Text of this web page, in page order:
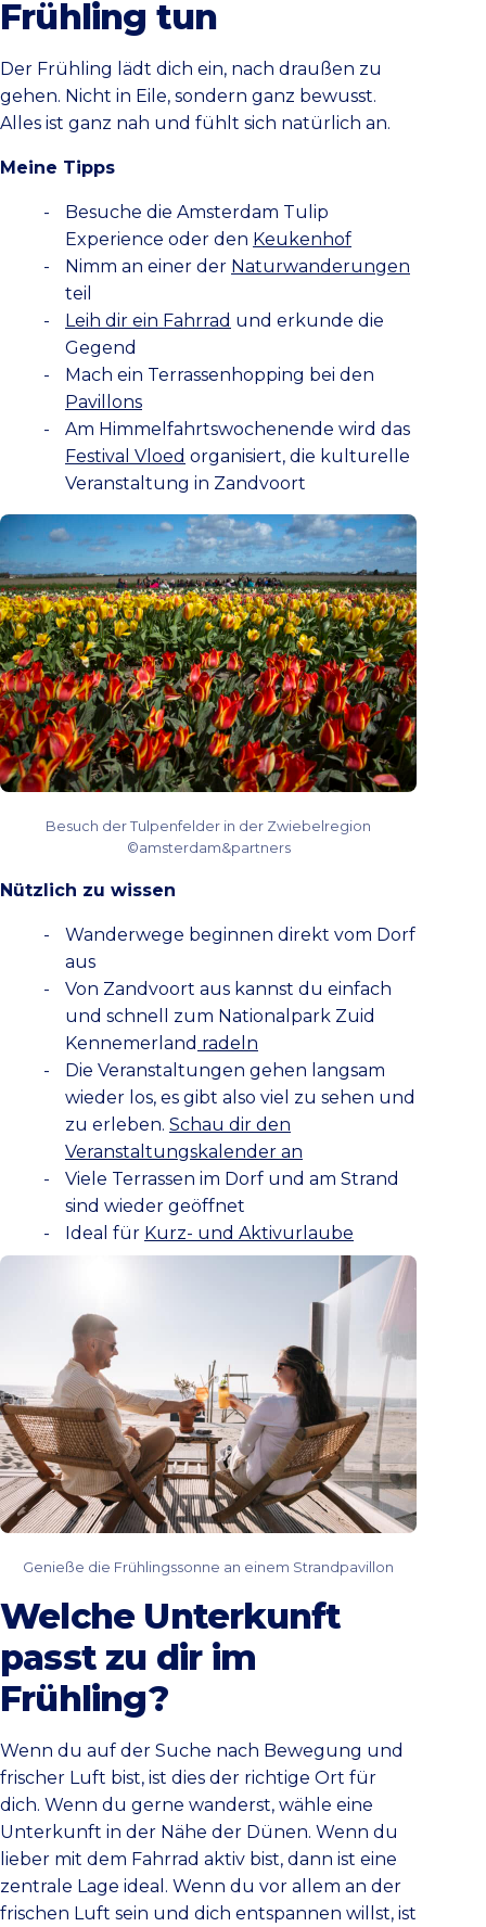
Frühling tun
Der Frühling lädt dich ein, nach draußen zu
gehen. Nicht in Eile, sondern ganz bewusst.
Alles ist ganz nah und fühlt sich natürlich an.
Meine Tipps
Besuche die Amsterdam Tulip
Experience oder den Keukenhof
Nimm an einer der Naturwanderungen
teil
Leih dir ein Fahrrad und erkunde die
Gegend
Mach ein Terrassenhopping bei den
Pavillons
Am Himmelfahrtswochenende wird das
Festival Vloed organisiert, die kulturelle
Veranstaltung in Zandvoort
Besuch der Tulpenfelder in der Zwiebelregion
©amsterdam&partners
Nützlich zu wissen
Wanderwege beginnen direkt vom Dorf
aus
Von Zandvoort aus kannst du einfach
und schnell zum Nationalpark Zuid
Kennemerland radeln
Die Veranstaltungen gehen langsam
wieder los, es gibt also viel zu sehen und
zu erleben. Schau dir den
Veranstaltungskalender an
Viele Terrassen im Dorf und am Strand
sind wieder geöffnet
Ideal für Kurz- und Aktivurlaube
Genieße die Frühlingssonne an einem Strandpavillon
Welche Unterkunft
passt zu dir im
Frühling?
Wenn du auf der Suche nach Bewegung und
frischer Luft bist, ist dies der richtige Ort für
dich. Wenn du gerne wanderst, wähle eine
Unterkunft in der Nähe der Dünen. Wenn du
lieber mit dem Fahrrad aktiv bist, dann ist eine
zentrale Lage ideal. Wenn du vor allem an der
frischen Luft sein und dich entspannen willst, ist